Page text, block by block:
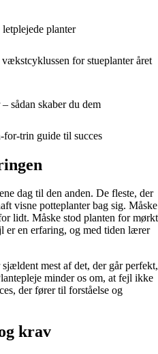
planter
for stueplanter året
sådan skaber du dem
trin guide til succes
dag til den anden. De fleste, der
visne potteplanter bag sig. Måske
lidt. Måske stod planten for mørkt
er en erfaring, og med tiden lærer
mest af det, der går perfekt,
minder os om, at fejl ikke
der fører til forståelse og
krav